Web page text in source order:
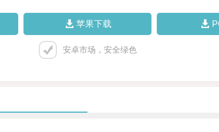
苹果下载
安卓市场，安全绿色